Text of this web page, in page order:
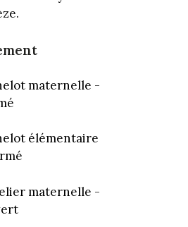
maternelle -
élémentaire
maternelle -